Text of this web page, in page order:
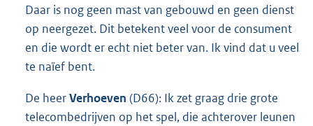
Daar is nog geen mast van gebouwd en geen dienst
op neergezet. Dit betekent veel voor de consument
en die wordt er echt niet beter van. Ik vind dat u veel
te naïef bent.
De heerVerhoeven (D66): Ik zet graag drie grote
telecombedrijven op het spel, die achterover leunen